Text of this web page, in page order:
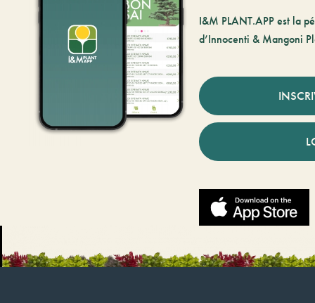
I&M PLANT.APP est la
d’Innocenti & Mangoni